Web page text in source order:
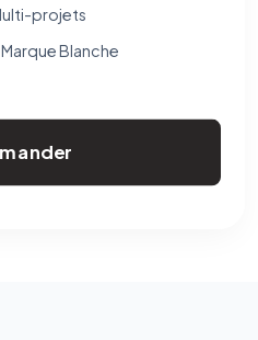
projets
Blanche